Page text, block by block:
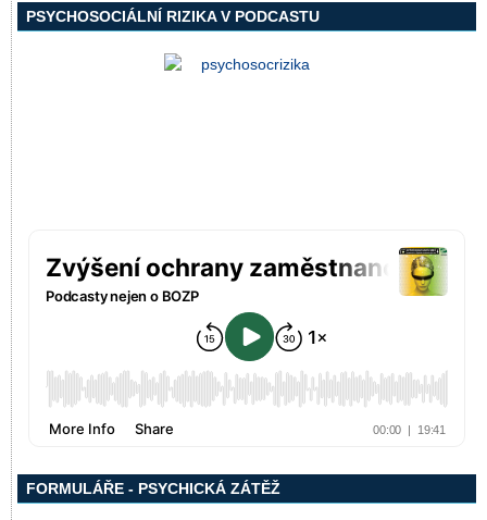
PSYCHOSOCIÁLNÍ RIZIKA V PODCASTU
FORMULÁŘE - PSYCHICKÁ ZÁTĚŽ